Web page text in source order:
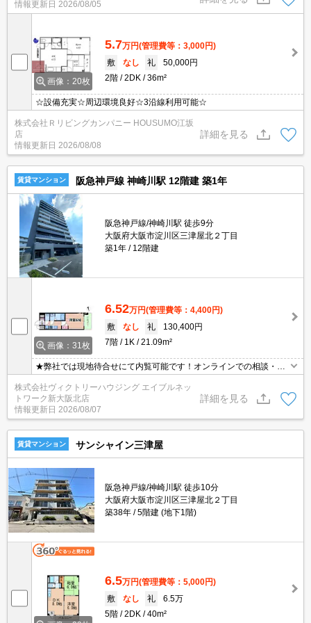
情報更新日 2026/08/05
画像：20枚
5.7万円(管理費等：3,000円)
敷
なし 礼
50,000円
2階
2DK 36m²
☆設備充実☆周辺環境良好☆3沿線利用可能☆
株式会社Ｒリビングカンパニー HOUSUMO江坂
店
情報更新日 2026/08/08
詳細を見る
賃貸マンション 阪急神戸線 神崎川駅 12階建 築1年
阪急神戸線/神崎川駅 徒歩9分
大阪府大阪市淀川区三津屋北２丁目
築1年
12階建
画像：31枚
6.52万円(管理費等：4,400円)
敷
なし 礼
130,400円
7階
1K 21.09m²
★弊社では現地待合せにて内覧可能です！オンラインでの相談・内
覧も可能です！★
株式会社ヴィクトリーハウジング エイブルネッ
トワーク新大阪北店
情報更新日 2026/08/07
詳細を見る
賃貸マンション サンシャイン三津屋
阪急神戸線/神崎川駅 徒歩10分
大阪府大阪市淀川区三津屋北２丁目
築38年
5階建 (地下1階)
6.5万円(管理費等：5,000円)
敷
なし 礼
6.5万
5階
2DK 40m²